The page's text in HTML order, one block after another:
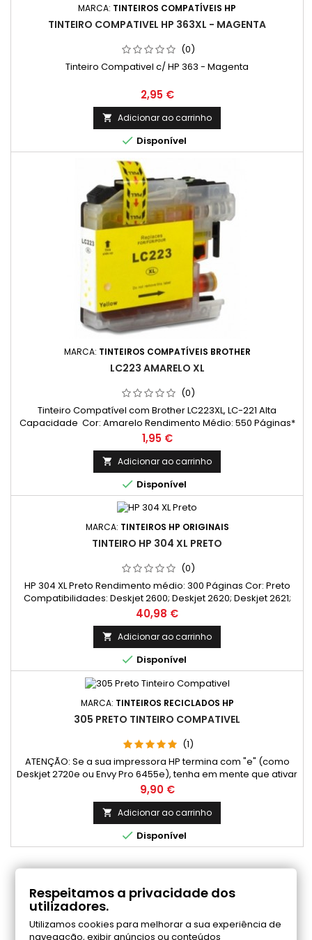
MARCA: TINTEIROS COMPATÍVEIS HP
TINTEIRO COMPATIVEL HP 363XL - MAGENTA
(0)
Tinteiro Compativel c/ HP 363 - Magenta
Preço
2,95 €
 Adicionar ao carrinho
 Disponível
MARCA: TINTEIROS COMPATÍVEIS BROTHER
LC223 AMARELO XL
(0)
Tinteiro Compatível com Brother LC223XL, LC-221 Alta
Capacidade Cor: Amarelo Rendimento Médio: 550 Páginas*
Preço
1,95 €
 Adicionar ao carrinho
 Disponível
MARCA: TINTEIROS HP ORIGINAIS
TINTEIRO HP 304 XL PRETO
(0)
HP 304 XL Preto Rendimento médio: 300 Páginas Cor: Preto
Compatibilidades: Deskjet 2600; Deskjet 2620; Deskjet 2621;
Deskjet 2622; Deskjet 2623; Deskjet 2624; Deskjet 2630;
Deskjet 2632; Deskjet 2633; Deskjet 2634; Deskjet 2635;
Deskjet 2652; Deskjet 2655; Deskjet 3720; Deskjet 3720 Blue;
Deskjet 3720 seagrass; Deskjet 3720 Series; Deskjet 3721;
Deskjet...
Preço
40,98 €
 Adicionar ao carrinho
 Disponível
MARCA: TINTEIROS RECICLADOS HP
305 PRETO TINTEIRO COMPATIVEL
(1)
ATENÇÃO: Se a sua impressora HP termina com "e" (como
Deskjet 2720e ou Envy Pro 6455e), tenha em mente que ativar
o programa HP+ pode limitar o uso de tinteiros compatíveis e
reciclados. O HP+ oferece vantagens como impressão na
nuvem, mas requer apenas tinteiros originais e conexão à
Internet. Recomendação: Para utilizar tinteiros compatíveis
ou...
Preço
9,90 €
 Adicionar ao carrinho
 Disponível
COMENTÁRIOS (0)
Seja o primeiro a fazer uma avaliação
Respeitamos a privacidade dos
utilizadores.
Utilizamos cookies para melhorar a sua experiência de
navegação, exibir anúncios ou conteúdos